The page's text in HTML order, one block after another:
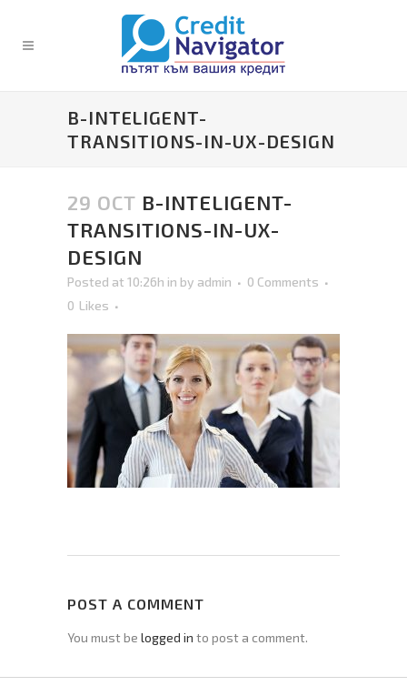
B-INTELIGENT-
TRANSITIONS-IN-UX-DESIGN
29 OCT B-INTELIGENT-
TRANSITIONS-IN-UX-
DESIGN
Posted at 10:26h in by admin
0 Comments
0 Likes
POST A COMMENT
You must be logged in to post a comment.